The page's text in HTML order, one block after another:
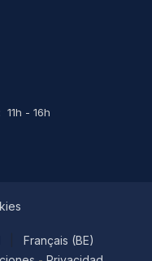
11h - 16h
Français (BE)